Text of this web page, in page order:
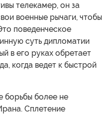
телекамер, он за
военные рычаги, чтобы
поведенческое
суть дипломатии
в его руках обретает
когда ведет к быстрой
борьбы более не
Сплетение